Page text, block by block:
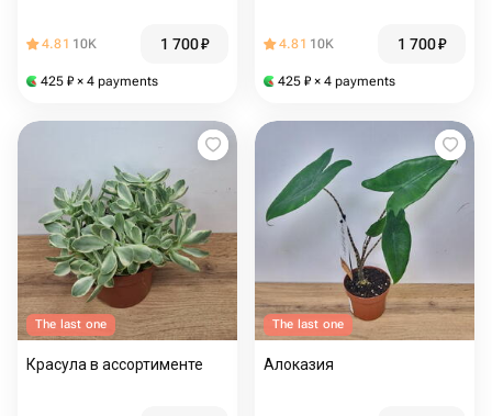
4.81 10K 1 700₽
425 ₽ × 4 payments
4.81 10K 1 700₽
425 ₽ × 4 payments
The last one
Красула в ассортименте
The last one
Алоказия